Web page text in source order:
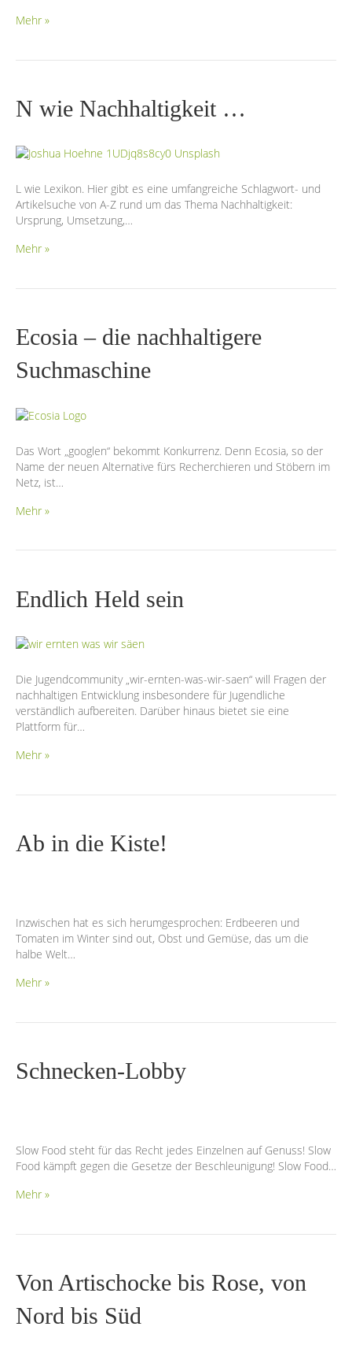
Mehr »
N wie Nachhaltigkeit …
L wie Lexikon. Hier gibt es eine umfangreiche Schlagwort- und
Artikelsuche von A-Z rund um das Thema Nachhaltigkeit:
Ursprung, Umsetzung,…
Mehr »
Ecosia – die nachhaltigere
Suchmaschine
Das Wort „googlen“ bekommt Konkurrenz. Denn Ecosia, so der
Name der neuen Alternative fürs Recherchieren und Stöbern im
Netz, ist…
Mehr »
Endlich Held sein
Die Jugendcommunity „wir-ernten-was-wir-saen“ will Fragen der
nachhaltigen Entwicklung insbesondere für Jugendliche
verständlich aufbereiten. Darüber hinaus bietet sie eine
Plattform für…
Mehr »
Ab in die Kiste!
Inzwischen hat es sich herumgesprochen: Erdbeeren und
Tomaten im Winter sind out, Obst und Gemüse, das um die
halbe Welt…
Mehr »
Schnecken-Lobby
Slow Food steht für das Recht jedes Einzelnen auf Genuss! Slow
Food kämpft gegen die Gesetze der Beschleunigung! Slow Food…
Mehr »
Von Artischocke bis Rose, von
Nord bis Süd